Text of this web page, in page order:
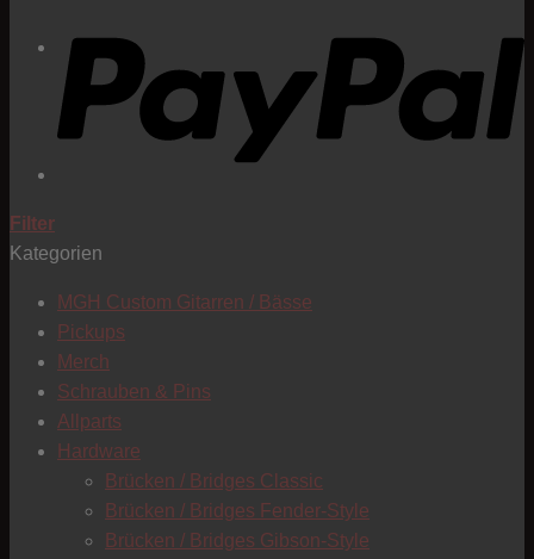
Filter
Kategorien
MGH Custom Gitarren / Bässe
Pickups
Merch
Schrauben & Pins
Allparts
Hardware
Brücken / Bridges Classic
Brücken / Bridges Fender-Style
Brücken / Bridges Gibson-Style